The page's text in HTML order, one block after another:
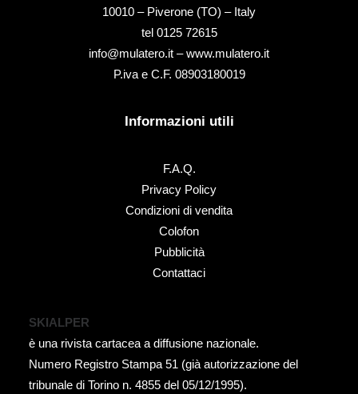
10010 – Piverone (TO) – Italy
tel ‭0125 72615‬
info@mulatero.it –www.mulatero.it
P.iva e C.F. 08903180019
Informazioni utili
F.A.Q.
Privacy Policy
Condizioni di vendita
Colofon
Pubblicità
Contattaci
SKIALPER
è una rivista cartacea a diffusione nazionale.
Numero Registro Stampa 51 (già autorizzazione del
tribunale di Torino n. 4855 del 05/12/1995).